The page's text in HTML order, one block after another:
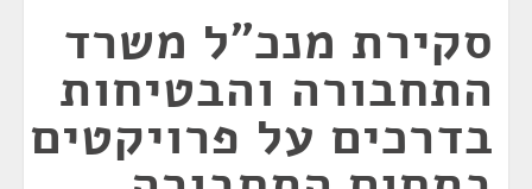
סקירת מנכ"ל משרד
התחבורה והבטיחות
בדרכים על פרויקטים